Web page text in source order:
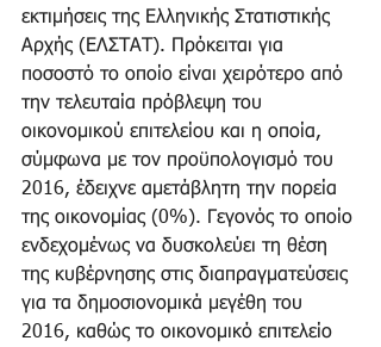
εκτιμήσεις της Ελληνικής Στατιστικής
Αρχής (ΕΛΣΤΑΤ). Πρόκειται για
ποσοστό το οποίο είναι χειρότερο από
την τελευταία πρόβλεψη του
οικονομικού επιτελείου και η οποία,
σύμφωνα με τον προϋπολογισμό του
2016, έδειχνε αμετάβλητη την πορεία
της οικονομίας (0%). Γεγονός το οποίο
ενδεχομένως να δυσκολεύει τη θέση
της κυβέρνησης στις διαπραγματεύσεις
για τα δημοσιονομικά μεγέθη του
2016, καθώς το οικονομικό επιτελείο